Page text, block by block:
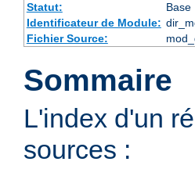
Statut:
Base
Identificateur de Module:
Fichier Source:
Sommaire
L'index d'un
sources :